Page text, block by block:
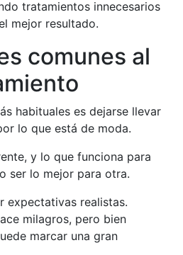
tratamientos innecesarios
mejor resultado.
comunes al
habituales es dejarse llevar
lo que está de moda.
y lo que funciona para
ser lo mejor para otra.
expectativas realistas.
milagros, pero bien
marcar una gran